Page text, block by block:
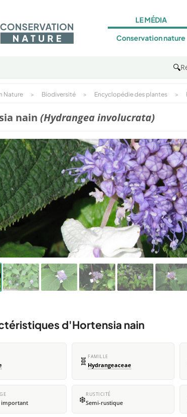
LE MÉDIA
Conservation nature
🔍
Nature > Biodiversité > Encyclopédie des plantes >
nain (Hydrangea involucrata)
d'Hortensia nain
🧬 FAMILLE
Hydrangeaceae
important ❄️RUSTICITÉ
Semi-rustique